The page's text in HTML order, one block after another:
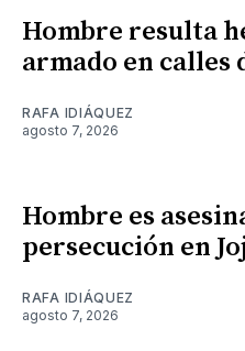
Hombre resulta
armado en calles
RAFA IDIÁQUEZ
agosto 7, 2026
Hombre es
persecución en
RAFA IDIÁQUEZ
agosto 7, 2026